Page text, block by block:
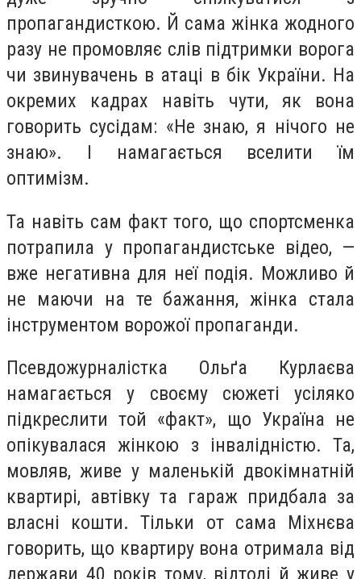
пропагандисткою. Й сама жінка жодного
разу не промовляє слів підтримки ворога
чи звинувачень в атаці в бік України. На
окремих кадрах навіть чути, як вона
говорить сусідам: «Не знаю, я нічого не
знаю». І намагається вселити їм
оптимізм.
Та навіть сам факт того, що спортсменка
потрапила у пропагандистське відео, —
вже негативна для неї подія. Можливо й
не маючи на те бажання, жінка стала
інструментом ворожої пропаганди.
Псевдожурналістка Ольґа Курлаєва
намагається у своєму сюжеті усіляко
підкреслити той «факт», що Україна не
опікувалася жінкою з інвалідністю. Та,
мовляв, живе у маленькій двокімнатній
квартирі, автівку та гараж придбала за
власні кошти. Тільки от сама Міхнєва
говорить, що квартиру вона отримала від
держави 40 років тому, відтоді й живе у